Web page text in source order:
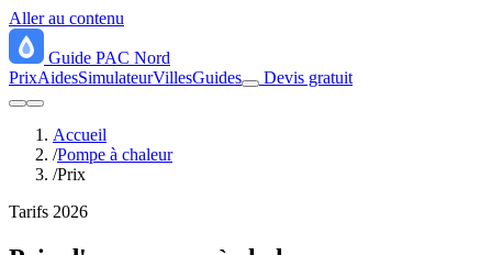
Aller au contenu
Guide PAC Nord
PrixAidesSimulateurVillesGuides Devis gratuit
Accueil
/Pompe à chaleur
/Prix
Tarifs 2026